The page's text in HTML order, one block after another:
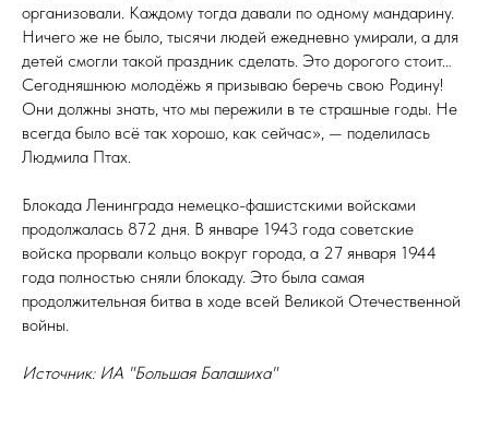
организовали. Каждому тогда давали по одному мандарину.
Ничего же не было, тысячи людей ежедневно умирали, а для
детей смогли такой праздник сделать. Это дорогого стоит…
Сегодняшнюю молодёжь я призываю беречь свою Родину!
Они должны знать, что мы пережили в те страшные годы. Не
всегда было всё так хорошо, как сейчас», — поделилась
Людмила Птах.
Блокада Ленинграда немецко-фашистскими войсками
продолжалась 872 дня. В январе 1943 года советские
войска прорвали кольцо вокруг города, а 27 января 1944
года полностью сняли блокаду. Это была самая
продолжительная битва в ходе всей Великой Отечественной
войны.
Источник: ИА "Большая Балашиха"